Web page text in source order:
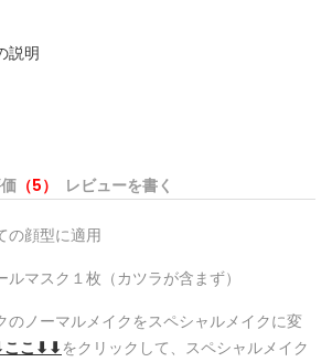
説明
（5） レビューを書く
の顔型に適用
マスク１枚（カツラが含まず）
のノーマルメイクをスペシャルメイクに変
ここ ⬇⬇ をクリックして、スペシャルメイク